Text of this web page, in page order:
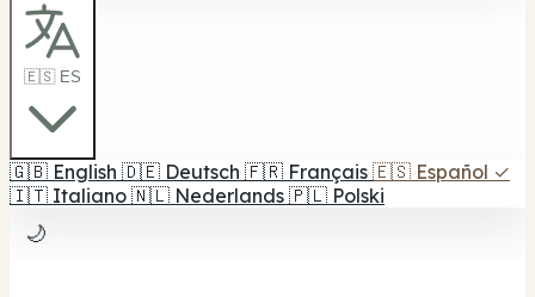
🇪🇸 ES
🇬🇧 English 🇩🇪 Deutsch 🇫🇷 Français 🇪🇸 Español ✓
🇮🇹 Italiano 🇳🇱 Nederlands 🇵🇱 Polski
🌙